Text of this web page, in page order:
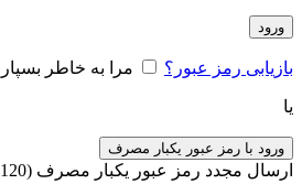
ورود
بازیابی رمز عبور؟ مرا به خاطر بسپار
یا
ورود با رمز عبور یکبار مصرف
ارسال مجدد رمز عبور یکبار مصرف (00:
120